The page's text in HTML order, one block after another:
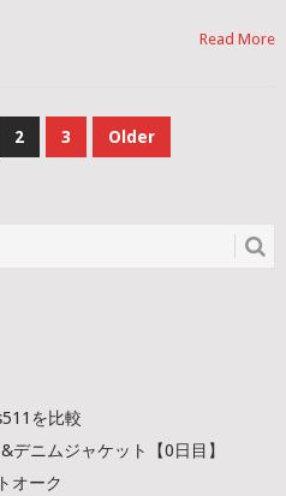
Read More
2 3 Older
を比較
デニムジャケット【0日目】
オーク